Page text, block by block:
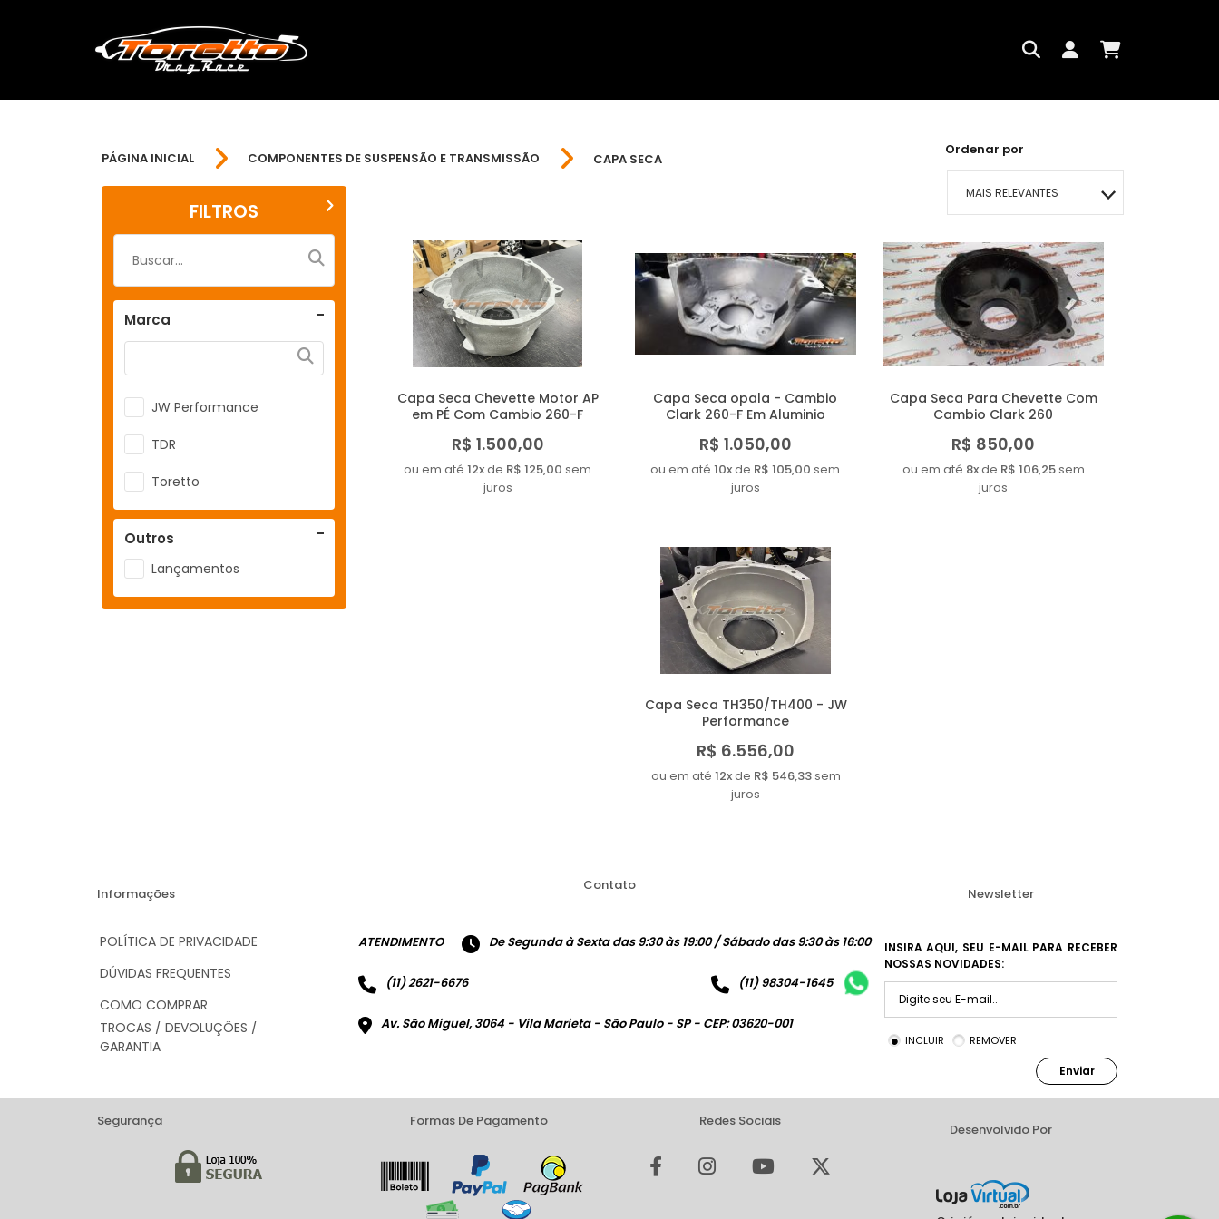
PÁGINA INICIAL COMPONENTES DE SUSPENSÃO E TRANSMISSÃO CAPA SECA
Ordenar por
MAIS RELEVANTES
MAIS VENDIDOS
MENOR PREÇO
MAIOR PREÇO
FILTROS
Marca
JW Performance
TDR
Toretto
Outros
Lançamentos
Capa Seca Chevette Motor AP
em PÉ Com Cambio 260-F
R$ 1.500,00
ou em até12xde R$ 125,00 sem
juros
Capa Seca opala - Cambio
Clark 260-F Em Aluminio
R$ 1.050,00
ou em até10xde R$ 105,00 sem
juros
Capa Seca Para Chevette Com
Cambio Clark 260
R$ 850,00
ou em até 8xde R$ 106,25sem
juros
Capa Seca TH350/TH400 - JW
Performance
R$ 6.556,00
ou em até 12xde R$ 546,33sem
juros
Informações
POLÍTICA DE PRIVACIDADE
DÚVIDAS FREQUENTES
COMO COMPRAR
TROCAS / DEVOLUÇÕES /
GARANTIA
Contato
ATENDIMENTO De Segunda à Sexta das 9:30 às 19:00 / Sábado das 9:30 às 16:00
(11) 2621-6676 (11) 98304-1645
Av. São Miguel, 3064 - Vila Marieta - São Paulo - SP - CEP: 03620-001
Newsletter
INSIRA AQUI, SEU E-MAIL PARA RECEBER
NOSSAS NOVIDADES:
INCLUIR REMOVER
Enviar
Segurança Formas De Pagamento Redes Sociais
Desenvolvido Por